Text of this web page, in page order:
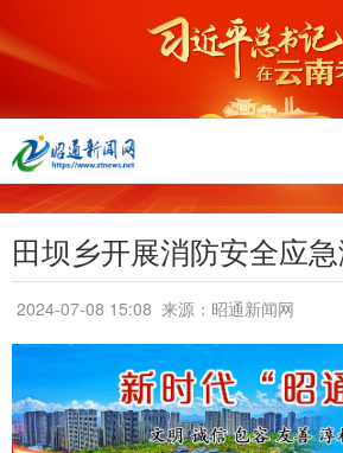
田坝乡开展消防安全应
2024-07-08 15:08 来源：昭通新闻网